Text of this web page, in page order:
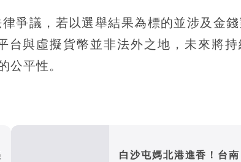
爭議，若以選舉結果為標的並涉及金
與虛擬貨幣並非法外之地，未來將持
平性。
白沙屯媽北港進香！台